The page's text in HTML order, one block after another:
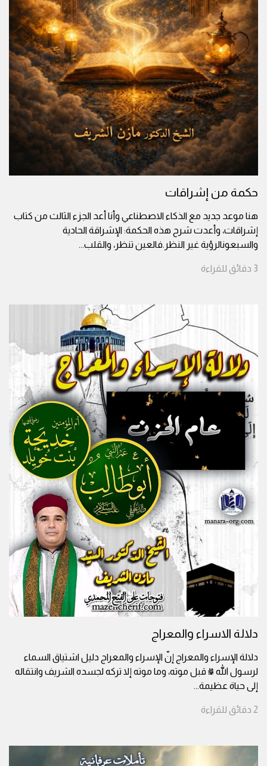
حكمة من إشراقات
هنا موعد جديد مع الذكاء الاصطناعي وأنا أعد الجزء الثالث من كتاب
إشراقات، وأعدت شرح هذه الحكمة: الإشراقة الحادية
والسبعونالرؤية غير النظر.فالعين تنظر، والقلب...
3 دقائق للقراءة
دلالة الاسراء والمعراج
دلالة الإسراء والمعراج إنّ الإسراء والمعراج دليل اشتياق السماء
لرسول الله ﷺ قبل موته، وما موته إلا تركه لجسده الشريف وانتقاله
إلى حياة عظيمة...
2 دقائق للقراءة